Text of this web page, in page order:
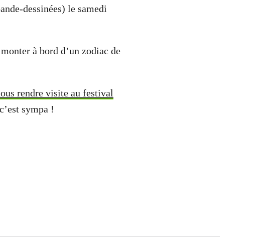
dessinées) le samedi
à bord d’un zodiac de
rendre visite au festival
sympa !